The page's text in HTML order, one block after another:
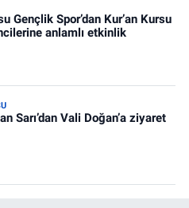
Gençlik Spor’dan Kur’an Kursu
anlamlı etkinlik
Sarı’dan Vali Doğan’a ziyaret